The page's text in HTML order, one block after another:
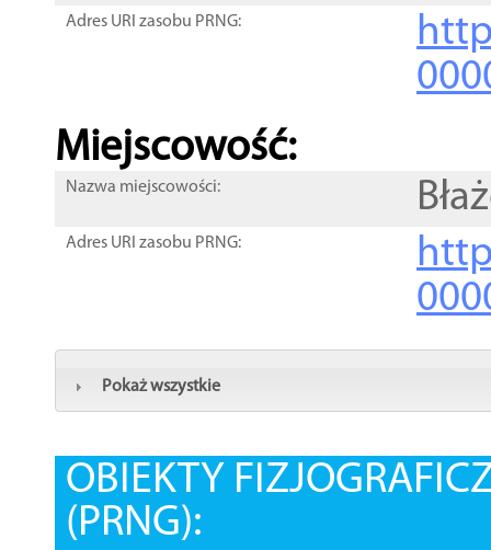
Adres URI zasobu PRNG:
Miejscowość:
Nazwa miejscowości:
Adres URI zasobu PRNG:
Pokaż wszystkie
OBIEKTY
(PRNG):